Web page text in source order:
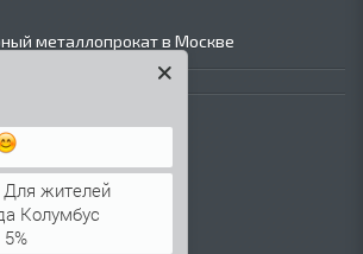
металлопрокат в Москве
лист (ПВЛ)
Для жителей
Колумбус